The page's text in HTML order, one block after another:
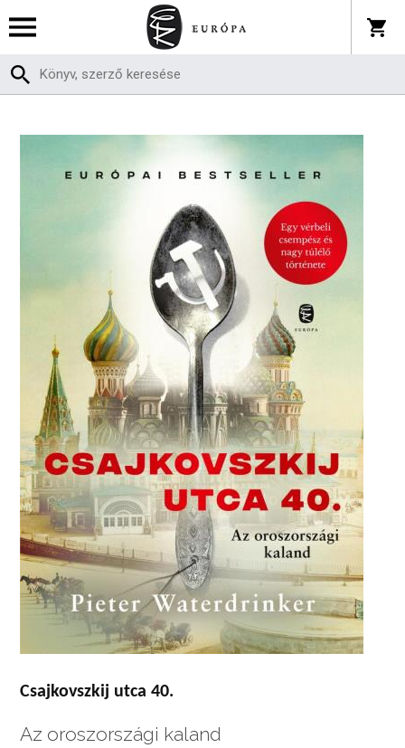
Csajkovszkij utca 40.
Az oroszországi kaland